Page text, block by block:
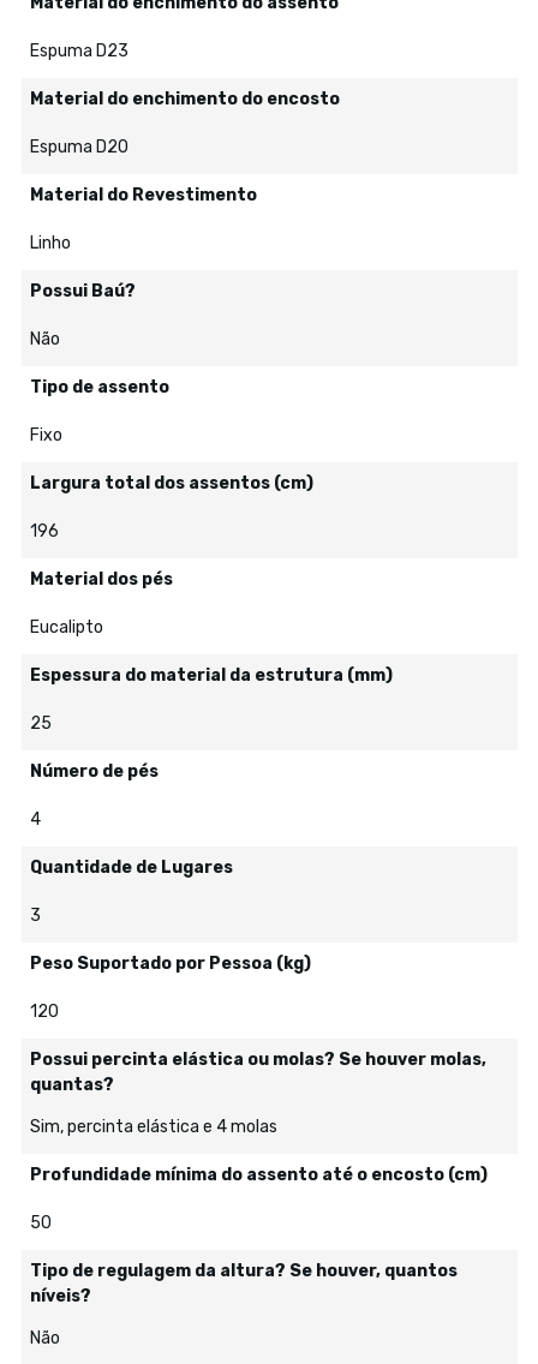
Espuma D23
Material do enchimento do encosto
Espuma D20
Material do Revestimento
Linho
Possui Baú?
Não
Tipo de assento
Fixo
Largura total dos assentos (cm)
196
Material dos pés
Eucalipto
Espessura do material da estrutura (mm)
25
Número de pés
4
Quantidade de Lugares
3
Peso Suportado por Pessoa (kg)
120
Possui percinta elástica ou molas? Se houver molas,
quantas?
Sim, percinta elástica e 4 molas
Profundidade mínima do assento até o encosto (cm)
50
Tipo de regulagem da altura? Se houver, quantos
níveis?
Não